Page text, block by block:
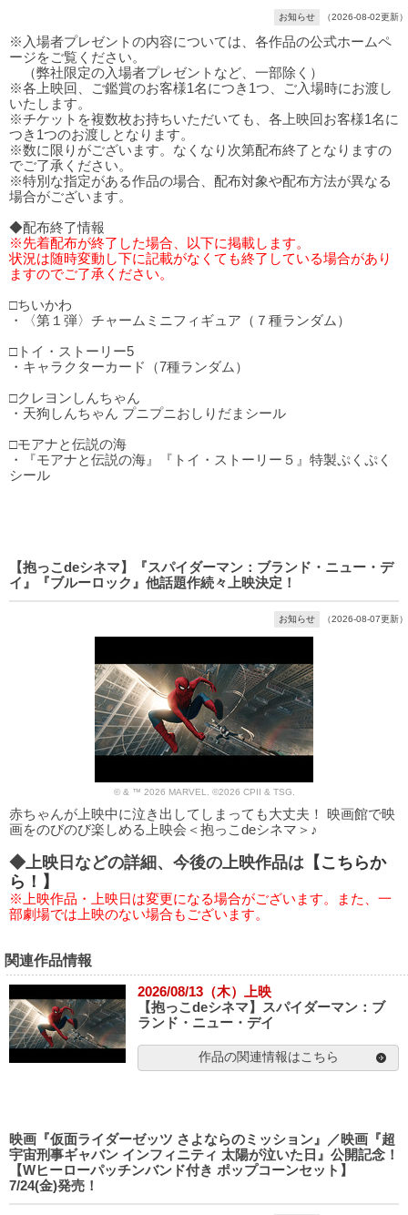
お知らせ （2026-08-02更新）
※入場者プレゼントの内容については、各作品の公式ホームペ
ージをご覧ください。
（弊社限定の入場者プレゼントなど、一部除く）
※各上映回、ご鑑賞のお客様1名につき1つ、ご入場時にお渡し
いたします。
※チケットを複数枚お持ちいただいても、各上映回お客様1名に
つき1つのお渡しとなります。
※数に限りがございます。なくなり次第配布終了となりますの
でご了承ください。
※特別な指定がある作品の場合、配布対象や配布方法が異なる
場合がございます。
◆配布終了情報
※先着配布が終了した場合、以下に掲載します。
状況は随時変動し下に記載がなくても終了している場合があり
ますのでご了承ください。
□ちいかわ
・〈第１弾〉チャームミニフィギュア（７種ランダム）
□トイ・ストーリー5
・キャラクターカード（7種ランダム）
□クレヨンしんちゃん
・天狗しんちゃん プニプニおしりだまシール
□モアナと伝説の海
・『モアナと伝説の海』『トイ・ストーリー５』特製ぷくぷく
シール
【抱っこdeシネマ】『スパイダーマン：ブランド・ニュー・デ
イ』『ブルーロック』他話題作続々上映決定！
お知らせ （2026-08-07更新）
© & ™ 2026 MARVEL. ©2026 CPII & TSG.
赤ちゃんが上映中に泣き出してしまっても大丈夫！ 映画館で映
画をのびのび楽しめる上映会＜抱っこdeシネマ＞♪
◆上映日などの詳細、今後の上映作品は 【こちらか
ら！】
※上映作品・上映日は変更になる場合がございます。また、一
部劇場では上映のない場合もございます。
関連作品情報
2026/08/13（木）上映
【抱っこdeシネマ】スパイダーマン：ブ
ランド・ニュー・デイ
作品の関連情報はこちら
映画『仮面ライダーゼッツ さよならのミッション』／映画『超
宇宙刑事ギャバン インフィニティ 太陽が泣いた日』公開記念！
【Wヒーローパッチンバンド付き ポップコーンセット】
7/24(金)発売！